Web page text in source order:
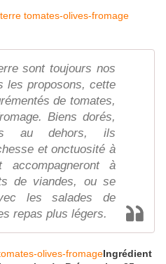
sont toujours nos
les proposons, cette
de tomates,
Biens dorés,
au dehors, ils
et onctuosité à
accompagneront à
de viandes, ou se
les salades de
repas plus légers.
Ingrédient